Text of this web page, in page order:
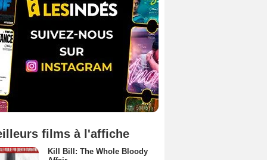
films à l'affiche
Kill Bill: The Whole Bloody